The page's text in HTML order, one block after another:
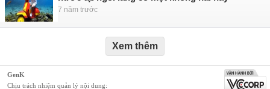
7 năm trước
Xem thêm
GenK
Chịu trách nhiệm quản lý nội dung: